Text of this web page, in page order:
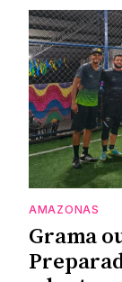
AMAZONAS
Grama